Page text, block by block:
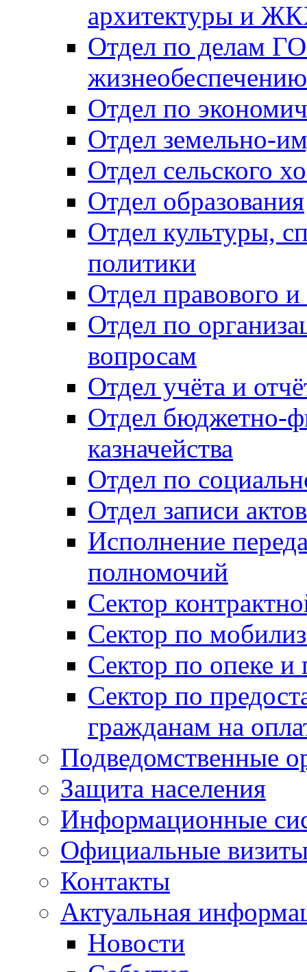
архитектуры и
Отдел по делам
Отдел по
Отдел земельно-
Отдел сельского
Отдел образования
Отдел культуры,
политики
Отдел правового
Отдел по
вопросам
Отдел учёта и
Отдел бюджетно-
казначейства
Отдел по
Отдел записи
Исполнение
полномочий
Сектор
Сектор по
Сектор по опеке и
Сектор по
гражданам на
Подведомственные
Защита населения
Информационные
Официальные
Контакты
Актуальная
Новости